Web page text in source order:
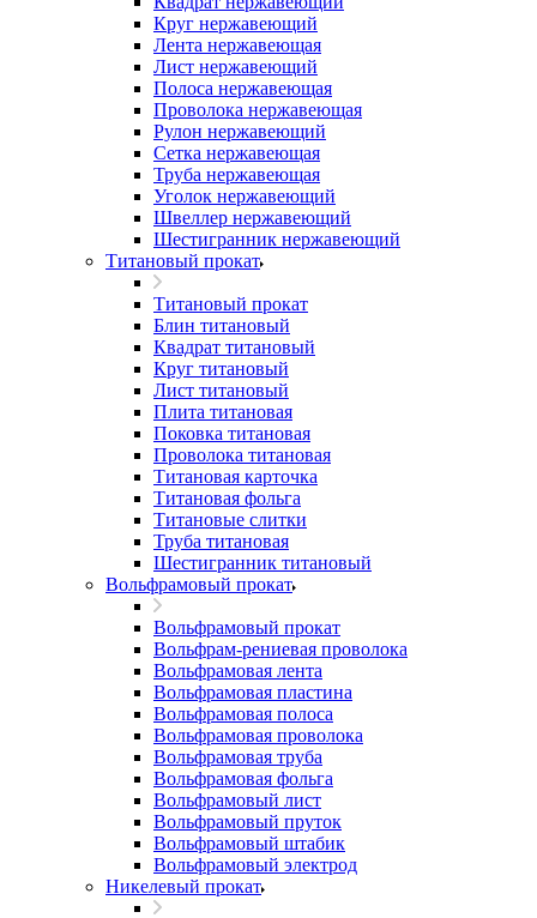
Круг нержавеющий
Лента нержавеющая
Лист нержавеющий
Полоса нержавеющая
Проволока нержавеющая
Рулон нержавеющий
Сетка нержавеющая
Труба нержавеющая
Уголок нержавеющий
Швеллер нержавеющий
Шестигранник нержавеющий
Титановый прокат
Титановый прокат
Блин титановый
Квадрат титановый
Круг титановый
Лист титановый
Плита титановая
Поковка титановая
Проволока титановая
Титановая карточка
Титановая фольга
Титановые слитки
Труба титановая
Шестигранник титановый
Вольфрамовый прокат
Вольфрамовый прокат
Вольфрам-рениевая проволока
Вольфрамовая лента
Вольфрамовая пластина
Вольфрамовая полоса
Вольфрамовая проволока
Вольфрамовая труба
Вольфрамовая фольга
Вольфрамовый лист
Вольфрамовый пруток
Вольфрамовый штабик
Вольфрамовый электрод
Никелевый прокат